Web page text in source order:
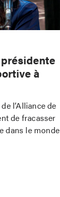
à
l’Alliance de
de fracasser
dans le monde